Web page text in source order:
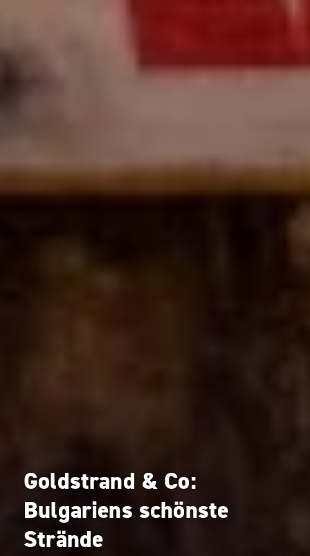
Goldstrand & Co:
Bulgariens schönste
Strände